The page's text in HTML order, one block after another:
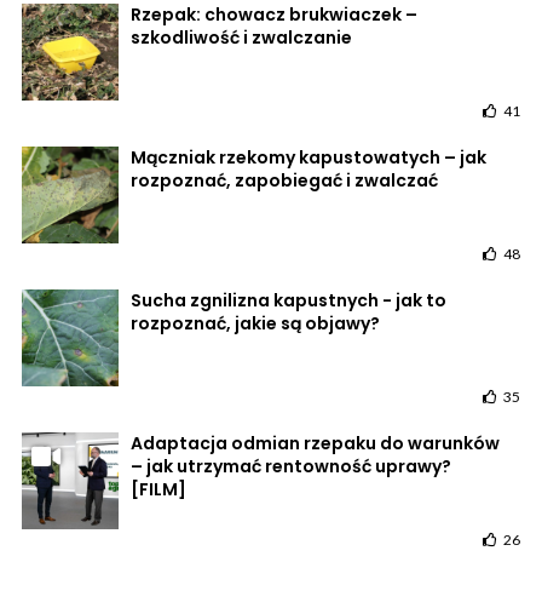
Rzepak: chowacz brukwiaczek –
szkodliwość i zwalczanie
41
Mączniak rzekomy kapustowatych – jak
rozpoznać, zapobiegać i zwalczać
48
Sucha zgnilizna kapustnych - jak to
rozpoznać, jakie są objawy?
35
Adaptacja odmian rzepaku do warunków
– jak utrzymać rentowność uprawy?
[FILM]
26